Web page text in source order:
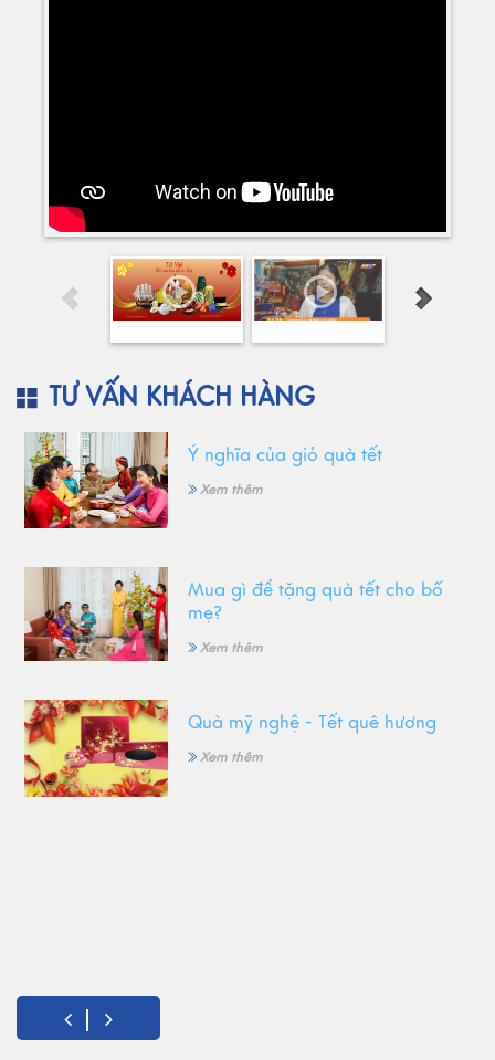
TƯ VẤN KHÁCH HÀNG
Ý nghĩa của giỏ quà tết
Xem thêm
Mua gì để tặng quà tết cho bố
mẹ?
Xem thêm
Quà mỹ nghệ - Tết quê hương
Xem thêm